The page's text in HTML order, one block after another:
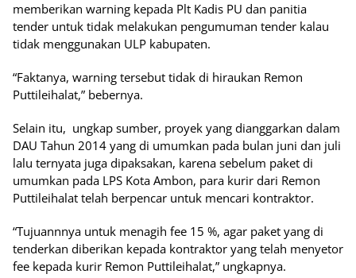
memberikan warning kepada Plt Kadis PU dan panitia
tender untuk tidak melakukan pengumuman tender kalau
tidak menggunakan ULP kabupaten.
“Faktanya, warning tersebut tidak di hiraukan Remon
Puttileihalat,” bebernya.
Selain itu, ungkap sumber, proyek yang dianggarkan dalam
DAU Tahun 2014 yang di umumkan pada bulan juni dan juli
lalu ternyata juga dipaksakan, karena sebelum paket di
umumkan pada LPS Kota Ambon, para kurir dari Remon
Puttileihalat telah berpencar untuk mencari kontraktor.
“Tujuannnya untuk menagih fee 15 %, agar paket yang di
tenderkan diberikan kepada kontraktor yang telah menyetor
fee kepada kurir Remon Puttileihalat,” ungkapnya.